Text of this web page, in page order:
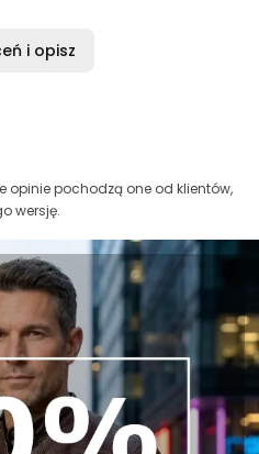
i opisz
opinie pochodzą one od klientów,
wersję.